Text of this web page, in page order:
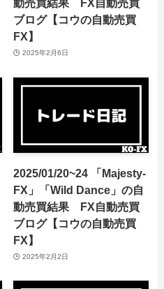
動売買結果 FX自動売買
ブログ【コウの自動売買
FX】
2025年2月6日
2025/01/20~24 「Majesty-
FX」「Wild Dance」の自
動売買結果 FX自動売買
ブログ【コウの自動売買
FX】
2025年2月2日